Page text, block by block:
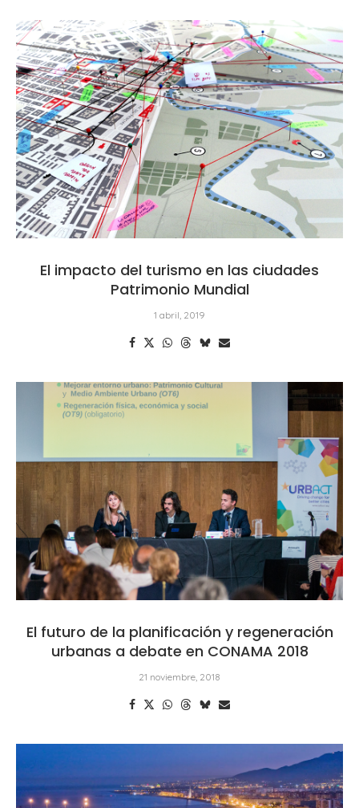
El impacto del turismo en las ciudades
Patrimonio Mundial
1 abril, 2019
El futuro de la planificación y regeneración
urbanas a debate en CONAMA 2018
21 noviembre, 2018